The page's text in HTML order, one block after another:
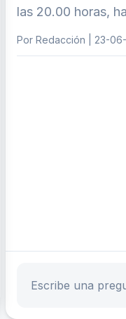
las 20.00 horas,
Por Redacción | 23-
Escribe tu pregunta